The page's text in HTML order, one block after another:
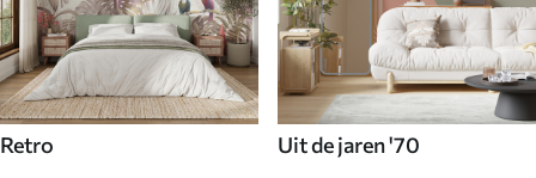
Retro Uit de jaren '70